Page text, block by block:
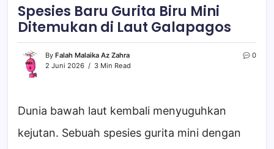
Indonesia
tentang
film,
teknologi,
gadget,
musik,
Spesies Baru Gurita Biru Mini
Ditemukan di Laut Galapagos
By Falah Malaika Az Zahra
2 Juni 2026
3 Min Read
0
Dunia bawah laut kembali menyuguhkan
kejutan. Sebuah spesies gurita mini dengan